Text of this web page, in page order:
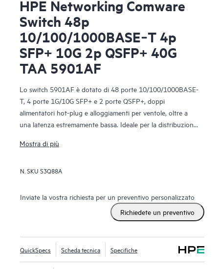
HPE Networking Comware
Switch 48p
10/100/1000BASE‑T 4p
SFP+ 10G 2p QSFP+ 40G
TAA 5901AF
Lo switch 5901AF è dotato di 48 porte 10/100/1000BASE-
T, 4 porte 1G/10G SFP+ e 2 porte QSFP+, doppi
alimentatori hot-plug e alloggiamenti per ventole, oltre a
una latenza estremamente bassa. Ideale per la distribuzione
aziendali di medie e grandi dimensioni.
Mostra di più
N. SKU S3Q88A
Inviate la vostra richiesta per un preventivo personalizzato
Richiedete un preventivo
QuickSpecs Scheda tecnica Specifiche